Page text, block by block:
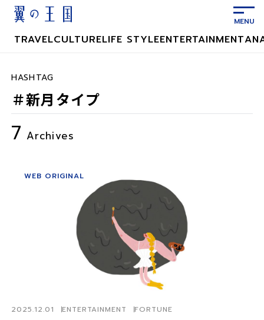
TRAVELCULTURELIFE STYLEENTERTAINMENT
＃新月タイプ
HASHTAG
7 Archives
2025.12.01 ENTERTAINMENT FORTUNE
WEB ORIGINAL